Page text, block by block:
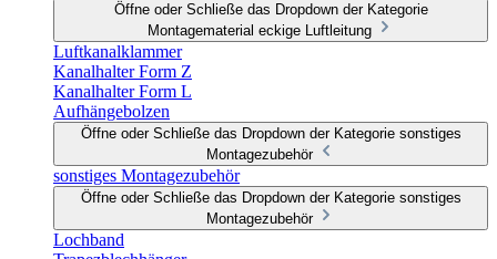
Öffne oder Schließe das Dropdown der Kategorie
Montagematerial eckige Luftleitung
Luftkanalklammer
Kanalhalter Form Z
Kanalhalter Form L
Aufhängebolzen
Öffne oder Schließe das Dropdown der Kategorie sonstiges
Montagezubehör
sonstiges Montagezubehör
Öffne oder Schließe das Dropdown der Kategorie sonstiges
Montagezubehör
Lochband